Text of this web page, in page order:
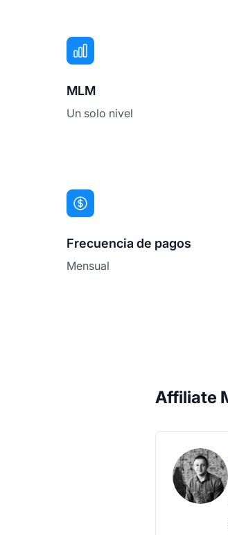
MLM
Un solo nivel
Frecuencia de pagos
Mensual
Affiliate